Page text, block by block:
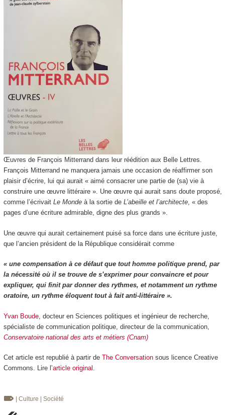
Œuvres de François Mitterrand dans leur réédition aux Belle Lettres.
François Mitterrand ne manquera jamais une occasion de réaffirmer son
plaisir d’écrire, lui qui aurait « aimé consacrer une partie de (sa) vie à
construire une œuvre littéraire ». Une œuvre qui aurait sans doute proposé,
comme l’écrivait Le Mondeà la sortie de L’abeille et l’architecte, « des
pages d’une écriture admirable, digne des plus grands ».
Une œuvre qui aurait certainement puisé sa force dans une écriture juste,
que l’ancien président de la République considérait comme
« une compensation à ce défaut que tout homme politique prend, par
la nécessité où il se trouve de s’exprimer pour convaincre et pour
expliquer, qui finit par donner des rythmes, et notamment un rythme
oratoire, un rythme éloquent tout à fait anti-littéraire ».
Yvan Boude, docteur en Sciences politiques et ingénieur de recherche,
spécialiste de communication politique, directeur de la communication,
Conservatoire national des arts et métiers (Cnam)
Cet article est republié à partir de The Conversationsous licence Creative
Commons. Lire l’article original .
| Culture | Société